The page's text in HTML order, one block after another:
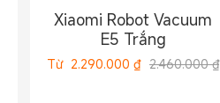
Xiaomi Robot Vacuum
E5 Trắng
Từ 2.290.000 ₫ 2.460.000 ₫